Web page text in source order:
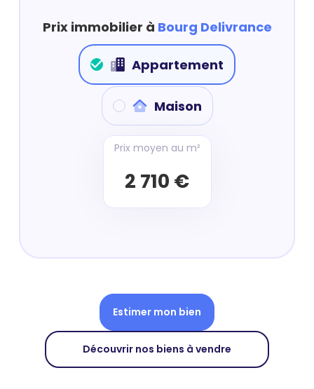
Prix immobilier à Bourg Delivrance
Appartement
Maison
Prix moyen au m²
2 710 €
Estimer mon bien
Découvrir nos biens à vendre